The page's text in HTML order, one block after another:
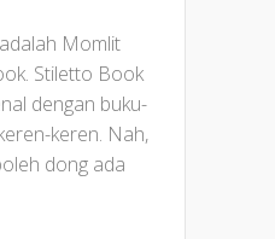
Momlit
Stiletto Book
dengan buku-
keren. Nah,
dong ada